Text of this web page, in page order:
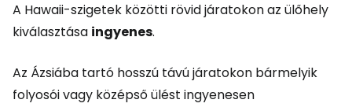
A Hawaii-szigetek közötti rövid járatokon az ülőhely
kiválasztása ingyenes.
Az Ázsiába tartó hosszú távú járatokon bármelyik
folyosói vagy középső ülést ingyenesen